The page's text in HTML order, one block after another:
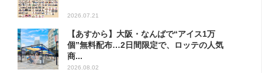
2026.07.21
【あすから】大阪・なんばで“アイス1万
個”無料配布…2日間限定で、ロッテの人気
商...
2026.08.02